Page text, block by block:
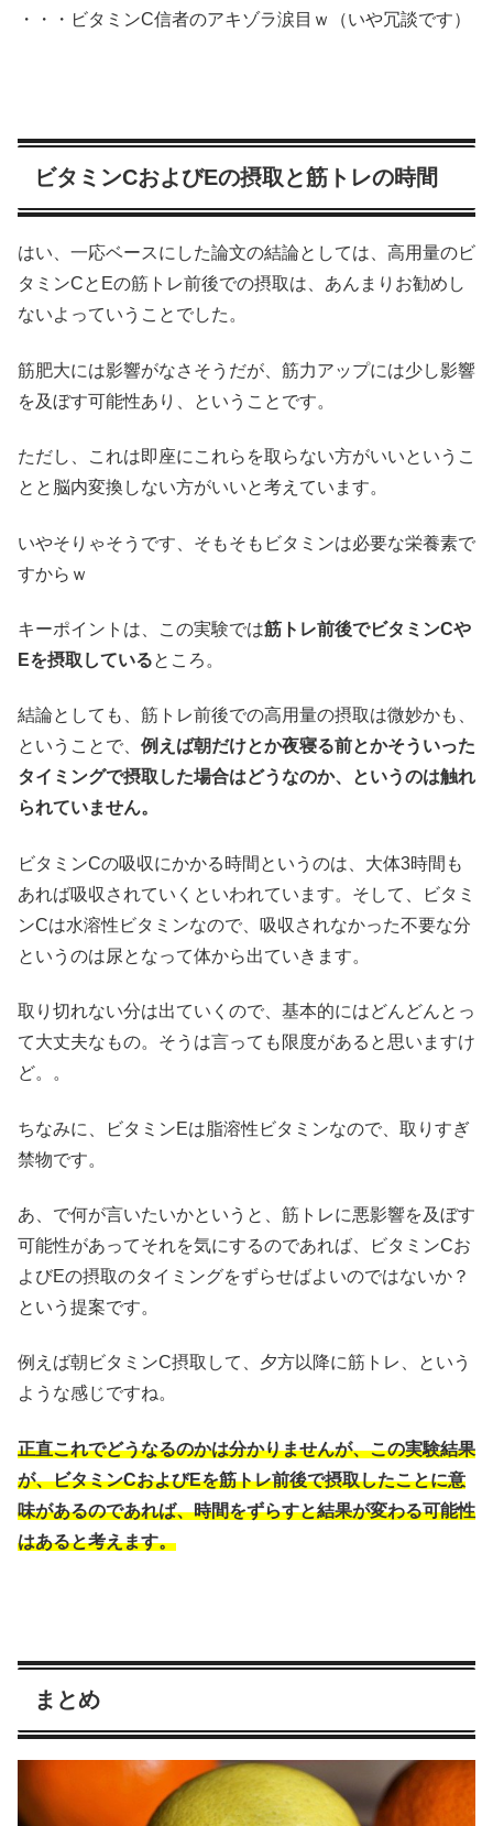
・・・ビタミンC信者のアキゾラ涙目ｗ（いや冗談です）
ビタミンCおよびEの摂取と筋トレの時間
はい、一応ベースにした論文の結論としては、高用量のビ
タミンCとEの筋トレ前後での摂取は、あんまりお勧めし
ないよっていうことでした。
筋肥大には影響がなさそうだが、筋力アップには少し影響
を及ぼす可能性あり、ということです。
ただし、これは即座にこれらを取らない方がいいというこ
とと脳内変換しない方がいいと考えています。
いやそりゃそうです、そもそもビタミンは必要な栄養素で
すからｗ
キーポイントは、この実験では筋トレ前後でビタミンCや
Eを摂取しているところ。
結論としても、筋トレ前後での高用量の摂取は微妙かも、
ということで、 例えば朝だけとか夜寝る前とかそういった
タイミングで摂取した場合はどうなのか、というのは触れ
られていません。
ビタミンCの吸収にかかる時間というのは、大体3時間も
あれば吸収されていくといわれています。そして、ビタミ
ンCは水溶性ビタミンなので、吸収されなかった不要な分
というのは尿となって体から出ていきます。
取り切れない分は出ていくので、基本的にはどんどんとっ
て大丈夫なもの。そうは言っても限度があると思いますけ
ど。。
ちなみに、ビタミンEは脂溶性ビタミンなので、取りすぎ
禁物です。
あ、で何が言いたいかというと、筋トレに悪影響を及ぼす
可能性があってそれを気にするのであれば、ビタミンCお
よびEの摂取のタイミングをずらせばよいのではないか？
という提案です。
例えば朝ビタミンC摂取して、夕方以降に筋トレ、という
ような感じですね。
正直これでどうなるのかは分かりませんが、この実験結果
が、ビタミンCおよびEを筋トレ前後で摂取したことに意
味があるのであれば、時間をずらすと結果が変わる可能性
はあると考えます。
まとめ